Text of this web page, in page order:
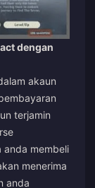
dengan
akaun
terjamin
anda membeli
menerima
anda